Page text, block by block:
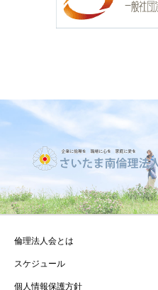
倫理法人会とは
スケジュール
個人情報保護方針